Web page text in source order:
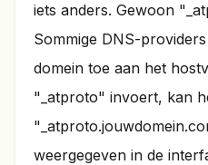
iets anders. Gewoon
Sommige DNS-
domein toe aan het
"_atproto" invoert, kan
weergegeven in de